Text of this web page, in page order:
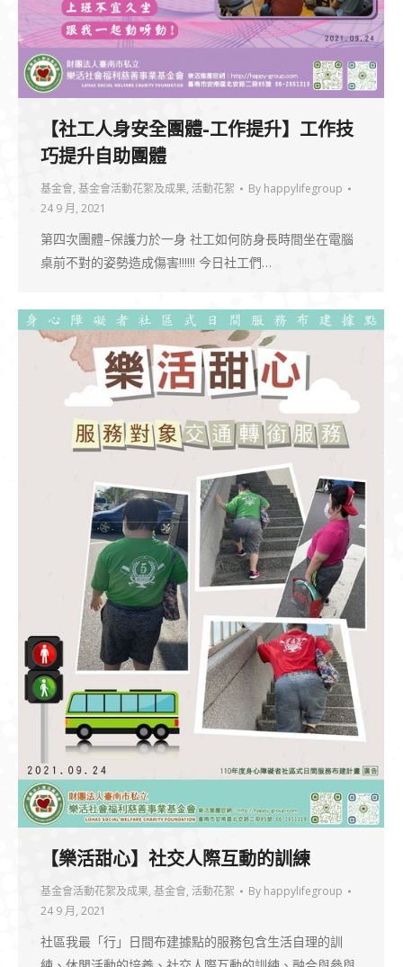
【社工人身安全團體-工作提升】工作技
巧提升自助團體
基金會, 基金會活動花絮及成果, 活動花絮 By happylifegroup
24 9 月, 2021
第四次團體–保護力於一身 社工如何防身長時間坐在電腦
桌前不對的姿勢造成傷害!!!!!! 今日社工們…
【樂活甜心】社交人際互動的訓練
基金會活動花絮及成果, 基金會, 活動花絮 By happylifegroup
24 9 月, 2021
社區我最「行」日間布建據點的服務包含生活自理的訓